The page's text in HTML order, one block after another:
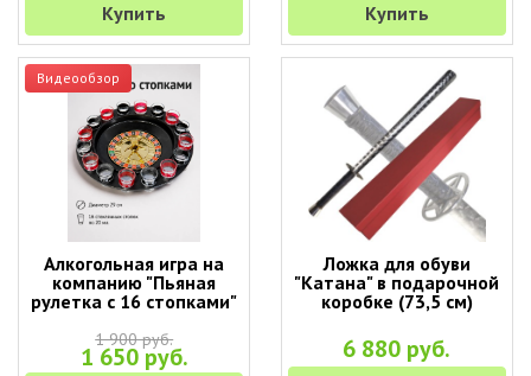
Купить Купить
Видеообзор
Алкогольная игра на
компанию "Пьяная
рулетка с 16 стопками"
1 900 руб.
1 650 руб.
Ложка для обуви
"Катана" в подарочной
коробке (73,5 см)
6 880 руб.